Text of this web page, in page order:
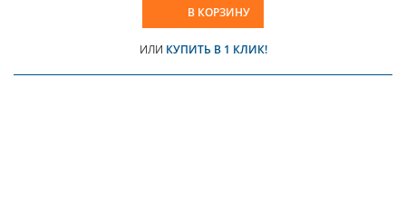
В КОРЗИНУ
ИЛИ КУПИТЬ В 1 КЛИК!